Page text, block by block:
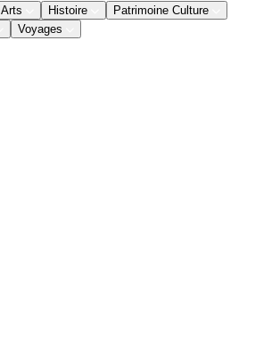
Arts Histoire
Patrimoine Culture
Voyages